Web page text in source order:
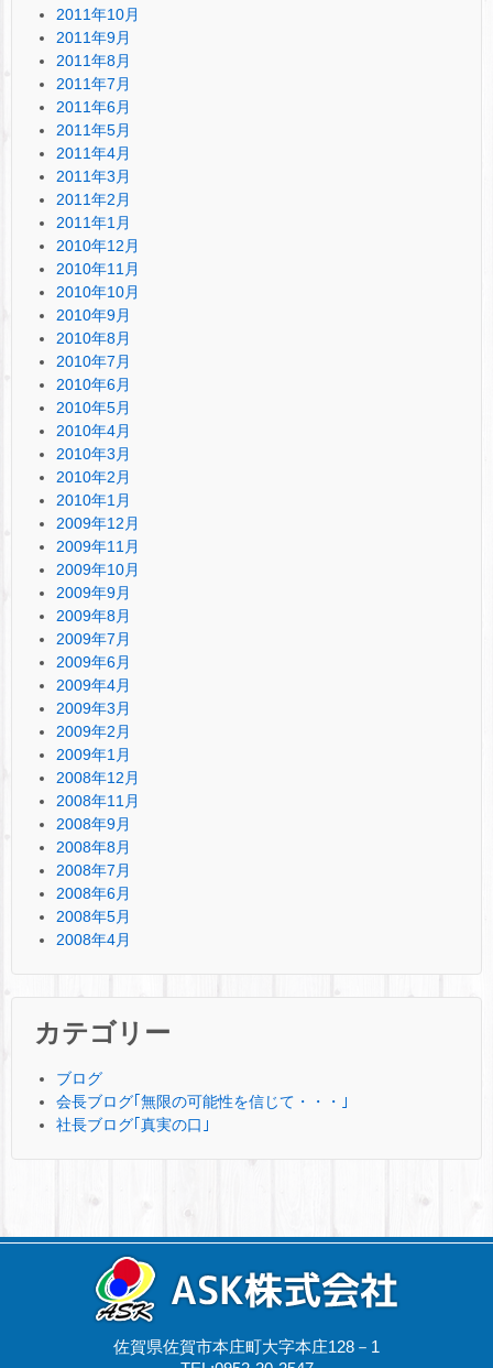
2011年10月
2011年9月
2011年8月
2011年7月
2011年6月
2011年5月
2011年4月
2011年3月
2011年2月
2011年1月
2010年12月
2010年11月
2010年10月
2010年9月
2010年8月
2010年7月
2010年6月
2010年5月
2010年4月
2010年3月
2010年2月
2010年1月
2009年12月
2009年11月
2009年10月
2009年9月
2009年8月
2009年7月
2009年6月
2009年4月
2009年3月
2009年2月
2009年1月
2008年12月
2008年11月
2008年9月
2008年8月
2008年7月
2008年6月
2008年5月
2008年4月
カテゴリー
ブログ
会長ブログ｢無限の可能性を信じて・・・｣
社長ブログ｢真実の口｣
佐賀県佐賀市本庄町大字本庄128－1